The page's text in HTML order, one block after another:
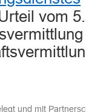
vom
und mit